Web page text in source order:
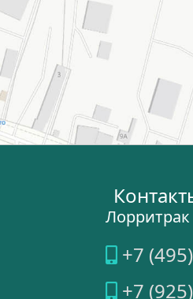
Лорритрак
+7
+7